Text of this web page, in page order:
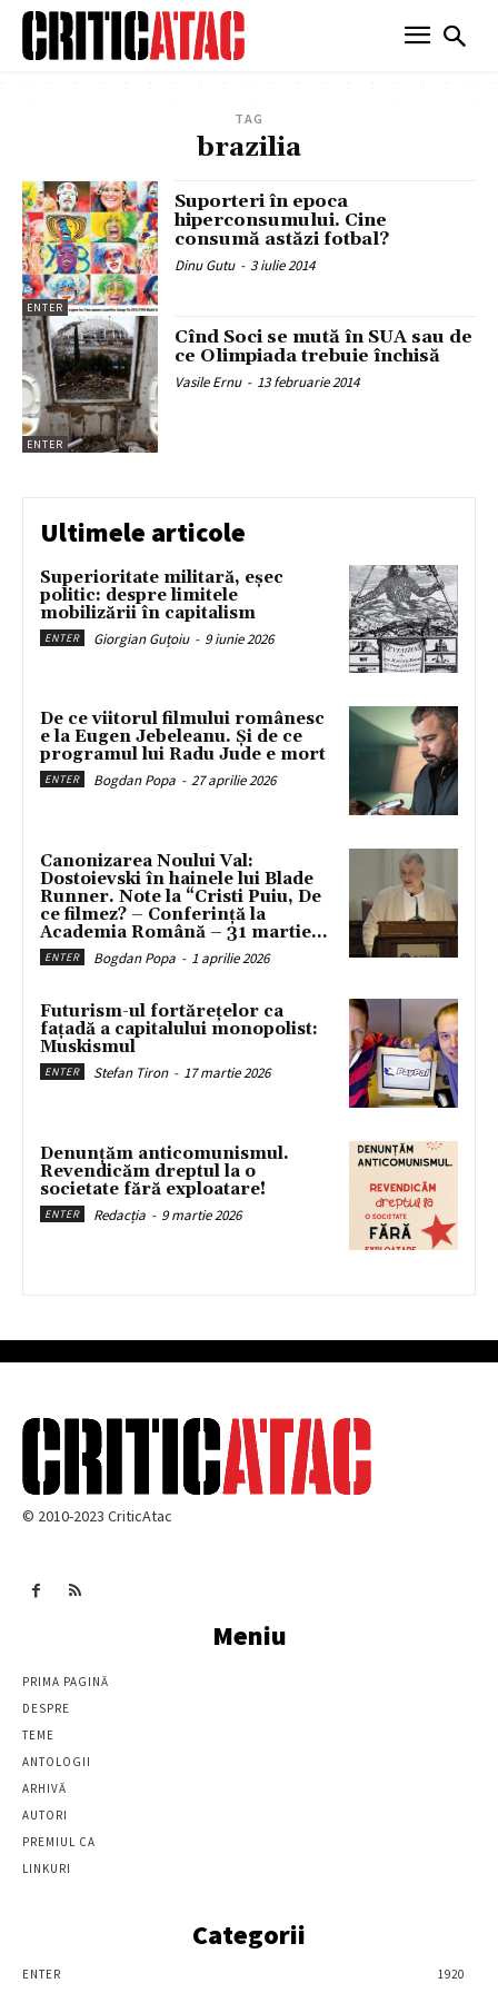
TAG
brazilia
ENTER
Suporteri în epoca
hiperconsumului. Cine
consumă astăzi fotbal?
Dinu Gutu - 3 iulie 2014
ENTER
Cînd Soci se mută în SUA sau de
ce Olimpiada trebuie închisă
Vasile Ernu - 13 februarie 2014
Ultimele articole
Superioritate militară, eșec
politic: despre limitele
mobilizării în capitalism
ENTER Giorgian Guțoiu - 9 iunie 2026
De ce viitorul filmului românesc
e la Eugen Jebeleanu. Și de ce
programul lui Radu Jude e mort
ENTER Bogdan Popa - 27 aprilie 2026
Canonizarea Noului Val:
Dostoievski în hainele lui Blade
Runner. Note la “Cristi Puiu, De
ce filmez? – Conferință la
Academia Română – 31 martie...
ENTER Bogdan Popa - 1 aprilie 2026
Futurism-ul fortărețelor ca
fațadă a capitalului monopolist:
Muskismul
ENTER Stefan Tiron - 17 martie 2026
Denunțăm anticomunismul.
Revendicăm dreptul la o
societate fără exploatare!
ENTER Redacția - 9 martie 2026
© 2010-2023 CriticAtac
Meniu
PRIMA PAGINĂ
DESPRE
TEME
ANTOLOGII
ARHIVĂ
AUTORI
PREMIUL CA
LINKURI
Categorii
ENTER
1920